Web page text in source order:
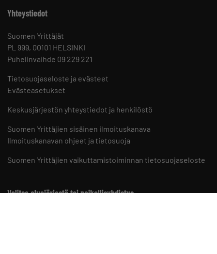
Yhteystiedot
Suomen Yrittäjät
PL 999, 00101 HELSINKI
Puhelinvaihde 09 229 221
Tietosuojaseloste ja evästeet
Evästeasetukset
Keskusjärjestön yhteystiedot ja henkilöstö
Suomen Yrittäjien sisäinen ilmoituskanava
Ilmoituskanavan ohjeet ja tietosuoja
Suomen Yrittäjien vaikuttamistoiminnan tietosuojaseloste
Valitse aluejärjestö tai paikallisyhdistys